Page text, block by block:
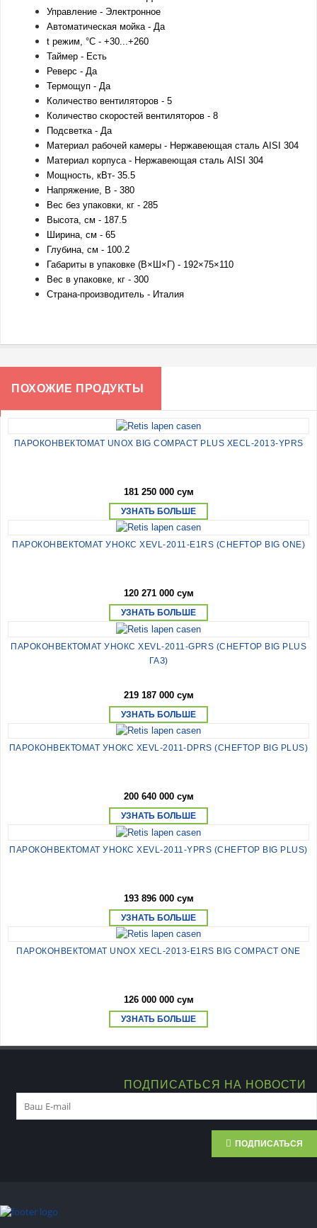
Управление - Электронное
Автоматическая мойка - Да
t режим, °С - +30...+260
Таймер - Есть
Реверс - Да
Термощуп - Да
Количество вентиляторов - 5
Количество скоростей вентиляторов - 8
Подсветка - Да
Материал рабочей камеры - Нержавеющая сталь AISI 304
Материал корпуса - Нержавеющая сталь AISI 304
Мощность, кВт- 35.5
Напряжение, В - 380
Вес без упаковки, кг - 285
Высота, см - 187.5
Ширина, см - 65
Глубина, см - 100.2
Габариты в упаковке (В×Ш×Г) - 192×75×110
Вес в упаковке, кг - 300
Страна-производитель - Италия
ПОХОЖИЕ ПРОДУКТЫ
ПАРОКОНВЕКТОМАТ UNOX BIG COMPACT PLUS XECL-2013-YPRS
181 250 000 сум
УЗНАТЬ БОЛЬШЕ
ПАРОКОНВЕКТОМАТ УНОКС XEVL-2011-E1RS (CHEFTOP BIG ONE)
120 271 000 сум
УЗНАТЬ БОЛЬШЕ
ПАРОКОНВЕКТОМАТ УНОКС XEVL-2011-GPRS (CHEFTOP BIG PLUS
ГАЗ)
219 187 000 сум
УЗНАТЬ БОЛЬШЕ
ПАРОКОНВЕКТОМАТ УНОКС XEVL-2011-DPRS (CHEFTOP BIG PLUS)
200 640 000 сум
УЗНАТЬ БОЛЬШЕ
ПАРОКОНВЕКТОМАТ УНОКС XEVL-2011-YPRS (CHEFTOP BIG PLUS)
193 896 000 сум
УЗНАТЬ БОЛЬШЕ
ПАРОКОНВЕКТОМАТ UNOX XECL-2013-E1RS BIG COMPACT ONE
126 000 000 сум
УЗНАТЬ БОЛЬШЕ
ПОДПИСАТЬСЯ НА НОВОСТИ
ПОДПИСАТЬСЯ